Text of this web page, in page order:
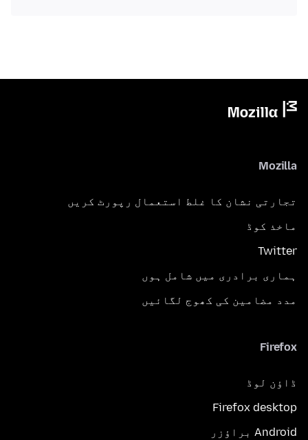
Mozilla
تجارتی نشان کا غلط استعمال رپورٹ کریں
ماخذ کوڈ
Twitter
ہماری برادری میں شامل ہوں
مدد مضامین کی کھوج لگائیں
Firefox
ڈاؤن لوڈ
Firefox desktop
Android براؤزر